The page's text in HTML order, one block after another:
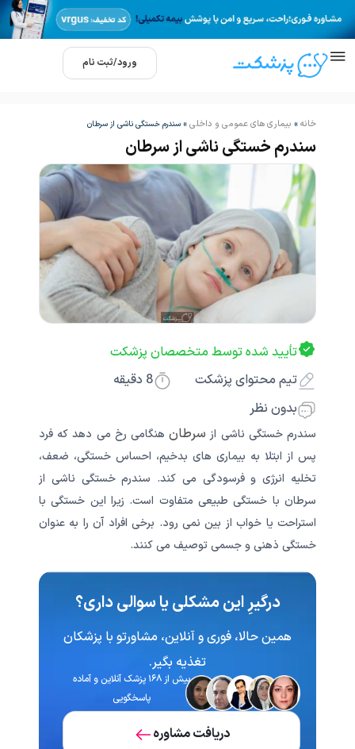
ورود/ثبت نام
خانه » بیماری های عمومی و داخلی » سندرم خستگی ناشی از سرطان
سندرم خستگی ناشی از سرطان
تأیید شده توسط متخصصان پزشکت
تیم محتوای پزشکت
8 دقیقه
بدون نظر
سندرم خستگی ناشی از سرطانهنگامی رخ می دهد که فرد
پس از ابتلا به بیماری های بدخیم، احساس خستگی، ضعف،
تخلیه انرژی و فرسودگی می کند. سندرم خستگی ناشی از
سرطان با خستگی طبیعی متفاوت است. زیرا این خستگی با
استراحت یا خواب از بین نمی رود. برخی افراد آن را به عنوان
خستگی ذهنی و جسمی توصیف می کنند.
درگیرِ این مشکلی یا سوالی داری؟
همین حالا، فوری و آنلاین، مشاورتو با پزشکان
تغذیه‌ بگیر.
بیش از ۱۶۸ پزشک آنلاین و آماده
پاسخگویی
دریافت مشاوره